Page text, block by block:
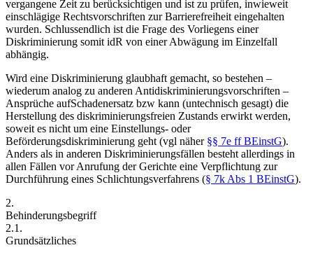
vergangene Zeit zu berücksichtigen und ist zu prüfen, inwieweit
einschlägige Rechtsvorschriften zur Barrierefreiheit eingehalten
wurden. Schlussendlich ist die Frage des Vorliegens einer
Diskriminierung somit idR von einer Abwägung im Einzelfall
abhängig.
Wird eine Diskriminierung glaubhaft gemacht, so bestehen –
wiederum analog zu anderen Antidiskriminierungsvorschriften –
Ansprüche aufSchadenersatz bzw kann (untechnisch gesagt) die
Herstellung des diskriminierungsfreien Zustands erwirkt werden,
soweit es nicht um eine Einstellungs- oder
Beförderungsdiskriminierung geht (vgl näher §§ 7e ff BEinstG).
Anders als in anderen Diskriminierungsfällen besteht allerdings in
allen Fällen vor Anrufung der Gerichte eine Verpflichtung zur
Durchführung eines Schlichtungsverfahrens (§ 7k Abs 1 BEinstG).
2.
Behinderungsbegriff
2.1.
Grundsätzliches